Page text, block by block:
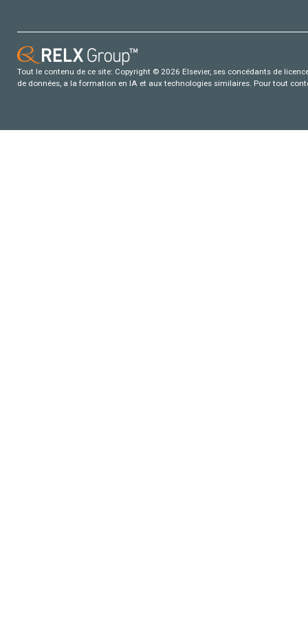
Tout le contenu de ce site: Copyright © 2026 Elsevier, ses concédants de
de données, a la formation en IA et aux technologies similaires. Pour tout